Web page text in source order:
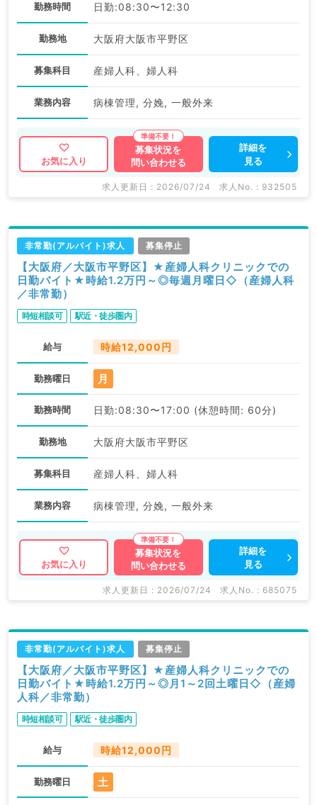
勤務時間 日勤:08:30〜12:30
勤務地 大阪府大阪市平野区
募集科目 産婦人科、婦人科
業務内容 病棟管理, 分娩, 一般外来
お気に入り
募集状況を
問い合わせる
詳細を
見る
求人更新日 : 2026/07/24 求人No. : 932505
非常勤(アルバイト)求人 募集停止
【大阪府／大阪市平野区】★産婦人科クリニックでの
日勤バイト★時給1.2万円～◎毎週月曜日◇（産婦人科
／非常勤）
時短相談可 駅近・徒歩圏内
給与 時給12,000円
勤務曜日 月
勤務時間 日勤:08:30〜17:00 (休憩時間: 60分)
勤務地 大阪府大阪市平野区
募集科目 産婦人科、婦人科
業務内容 病棟管理, 分娩, 一般外来
お気に入り
募集状況を
問い合わせる
詳細を
見る
求人更新日 : 2026/07/24 求人No. : 685075
非常勤(アルバイト)求人 募集停止
【大阪府／大阪市平野区】★産婦人科クリニックでの
日勤バイト★時給1.2万円～◎月1～2回土曜日◇（産婦
人科／非常勤）
時短相談可 駅近・徒歩圏内
給与 時給12,000円
勤務曜日 土